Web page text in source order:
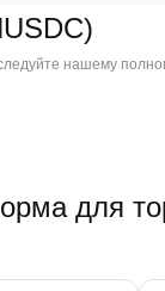
нашему
для